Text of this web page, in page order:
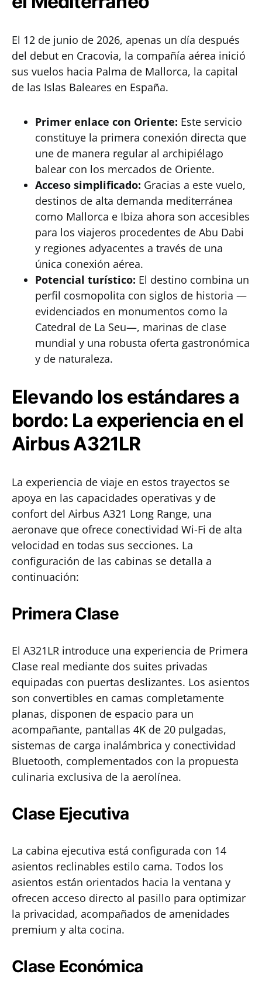
El 12 de junio de 2026, apenas un día después
del debut en Cracovia, la compañía aérea inició
sus vuelos hacia Palma de Mallorca, la capital
de las Islas Baleares en España.
Primer enlace con Oriente: Este servicio
constituye la primera conexión directa que
une de manera regular al archipiélago
balear con los mercados de Oriente.
Acceso simplificado: Gracias a este vuelo,
destinos de alta demanda mediterránea
como Mallorca e Ibiza ahora son accesibles
para los viajeros procedentes de Abu Dabi
y regiones adyacentes a través de una
única conexión aérea.
Potencial turístico: El destino combina un
perfil cosmopolita con siglos de historia —
evidenciados en monumentos como la
Catedral de La Seu—, marinas de clase
mundial y una robusta oferta gastronómica
y de naturaleza.
Elevando los estándares a
bordo: La experiencia en el
Airbus A321LR
La experiencia de viaje en estos trayectos se
apoya en las capacidades operativas y de
confort del Airbus A321 Long Range, una
aeronave que ofrece conectividad Wi-Fi de alta
velocidad en todas sus secciones. La
configuración de las cabinas se detalla a
continuación:
Primera Clase
El A321LR introduce una experiencia de Primera
Clase real mediante dos suites privadas
equipadas con puertas deslizantes. Los asientos
son convertibles en camas completamente
planas, disponen de espacio para un
acompañante, pantallas 4K de 20 pulgadas,
sistemas de carga inalámbrica y conectividad
Bluetooth, complementados con la propuesta
culinaria exclusiva de la aerolínea.
Clase Ejecutiva
La cabina ejecutiva está configurada con 14
asientos reclinables estilo cama. Todos los
asientos están orientados hacia la ventana y
ofrecen acceso directo al pasillo para optimizar
la privacidad, acompañados de amenidades
premium y alta cocina.
Clase Económica